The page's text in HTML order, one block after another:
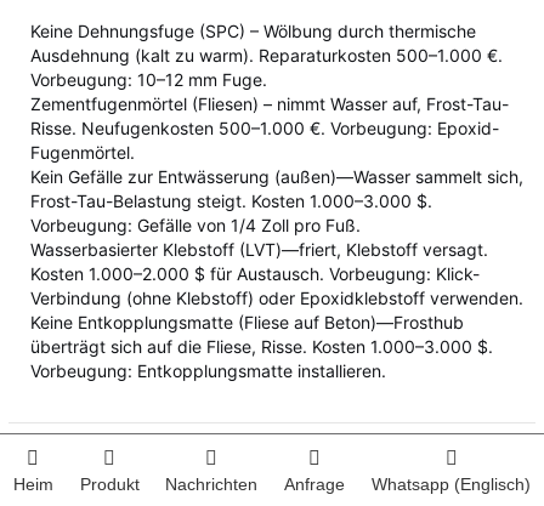
Keine Dehnungsfuge (SPC) – Wölbung durch thermische
Ausdehnung (kalt zu warm). Reparaturkosten 500–1.000 €.
Vorbeugung: 10–12 mm Fuge.
Zementfugenmörtel (Fliesen) – nimmt Wasser auf, Frost-Tau-
Risse. Neufugenkosten 500–1.000 €. Vorbeugung: Epoxid-
Fugenmörtel.
Kein Gefälle zur Entwässerung (außen)—Wasser sammelt sich,
Frost-Tau-Belastung steigt. Kosten 1.000–3.000 $.
Vorbeugung: Gefälle von 1/4 Zoll pro Fuß.
Wasserbasierter Klebstoff (LVT)—friert, Klebstoff versagt.
Kosten 1.000–2.000 $ für Austausch. Vorbeugung: Klick-
Verbindung (ohne Klebstoff) oder Epoxidklebstoff verwenden.
Keine Entkopplungsmatte (Fliese auf Beton)—Frosthub
überträgt sich auf die Fliese, Risse. Kosten 1.000–3.000 $.
Vorbeugung: Entkopplungsmatte installieren.
Häufige Probleme & Lösungen (Frost-
Heim Produkt Nachrichten Anfrage Whatsapp (Englisch)